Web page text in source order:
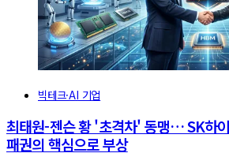
빅테크·AI 기업
최태원-젠슨 황 '초격차' 동맹… SK하
패권의 핵심으로 부상